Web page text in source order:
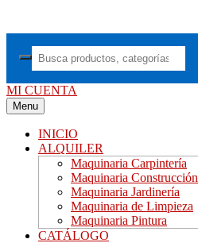
MI CUENTA
Menu
INICIO
ALQUILER
Maquinaria Carpintería
Maquinaria Construcción
Maquinaria Jardinería
Maquinaria de Limpieza
Maquinaria Pintura
CATÁLOGO